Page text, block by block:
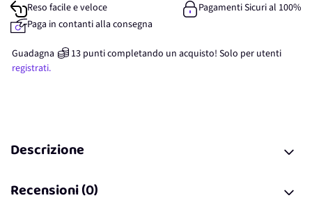
Reso facile e veloce
Pagamenti Sicuri al 100%
Paga in contanti alla consegna
Guadagna 13 punticompletando un acquisto! Solo per utenti
registrati.
Descrizione
Recensioni (0)